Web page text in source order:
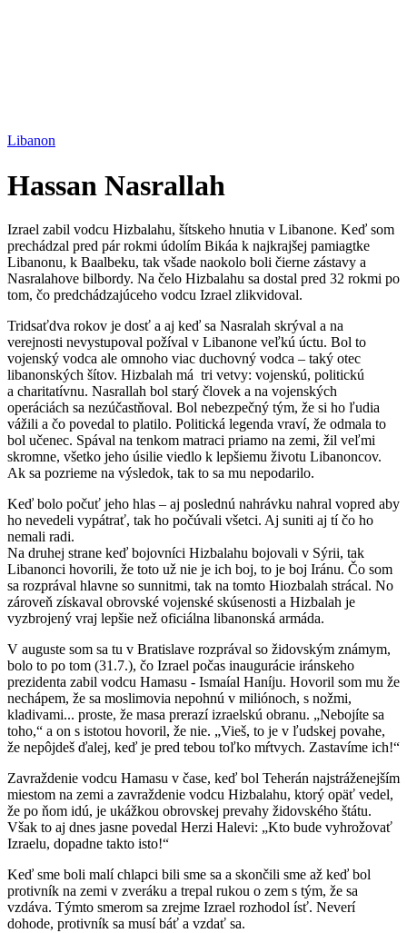
Libanon
Hassan Nasrallah
Izrael zabil vodcu Hizbalahu, šítskeho hnutia v Libanone. Keď som
prechádzal pred pár rokmi údolím Bikáa k najkrajšej pamiagtke
Libanonu, k Baalbeku, tak všade naokolo boli čierne zástavy a
Nasralahove bilbordy. Na čelo Hizbalahu sa dostal pred 32 rokmi po
tom, čo predchádzajúceho vodcu Izrael zlikvidoval.
Tridsaťdva rokov je dosť a aj keď sa Nasralah skrýval a na
verejnosti nevystupoval požíval v Libanone veľkú úctu. Bol to
vojenský vodca ale omnoho viac duchovný vodca – taký otec
libanonských šítov. Hizbalah má tri vetvy: vojenskú, politickú
a charitatívnu. Nasrallah bol starý človek a na vojenských
operáciách sa nezúčastňoval. Bol nebezpečný tým, že si ho ľudia
vážili a čo povedal to platilo. Politická legenda vraví, že odmala to
bol učenec. Spával na tenkom matraci priamo na zemi, žil veľmi
skromne, všetko jeho úsilie viedlo k lepšiemu životu Libanoncov.
Ak sa pozrieme na výsledok, tak to sa mu nepodarilo.
Keď bolo počuť jeho hlas – aj poslednú nahrávku nahral vopred aby
ho nevedeli vypátrať, tak ho počúvali všetci. Aj suniti aj tí čo ho
nemali radi.
Na druhej strane keď bojovníci Hizbalahu bojovali v Sýrii, tak
Libanonci hovorili, že toto už nie je ich boj, to je boj Iránu. Čo som
sa rozprával hlavne so sunnitmi, tak na tomto Hiozbalah strácal. No
zároveň získaval obrovské vojenské skúsenosti a Hizbalah je
vyzbrojený vraj lepšie než oficiálna libanonská armáda.
V auguste som sa tu v Bratislave rozprával so židovským známym,
bolo to po tom (31.7.), čo Izrael počas inaugurácie iránskeho
prezidenta zabil vodcu Hamasu - Ismaíal Haníju. Hovoril som mu že
nechápem, že sa moslimovia nepohnú v miliónoch, s nožmi,
kladivami... proste, že masa prerazí izraelskú obranu. „Nebojíte sa
toho,“ a on s istotou hovoril, že nie. „Vieš, to je v ľudskej povahe,
že nepôjdeš ďalej, keď je pred tebou toľko mŕtvych. Zastavíme ich!“
Zavraždenie vodcu Hamasu v čase, keď bol Teherán najstráženejším
miestom na zemi a zavraždenie vodcu Hizbalahu, ktorý opäť vedel,
že po ňom idú, je ukážkou obrovskej prevahy židovského štátu.
Však to aj dnes jasne povedal Herzi Halevi: „Kto bude vyhrožovať
Izraelu, dopadne takto isto!“
Keď sme boli malí chlapci bili sme sa a skončili sme až keď bol
protivník na zemi v zveráku a trepal rukou o zem s tým, že sa
vzdáva. Týmto smerom sa zrejme Izrael rozhodol ísť. Neverí
dohode, protivník sa musí báť a vzdať sa.